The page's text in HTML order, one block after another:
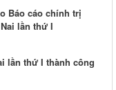
Báo cáo chính trị
lần thứ I
lần thứ I thành công